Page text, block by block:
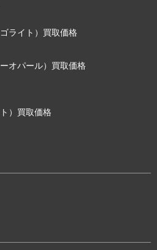
ライト）買取価格
オパール）買取価格
）買取価格